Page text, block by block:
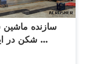
سازنده
شکن در ایالات ...